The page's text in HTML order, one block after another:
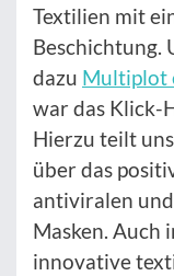
Textilien mit
Beschichtung.
dazu Multiplot
war das Klick-
Hierzu teilt
über das
antiviralen
Masken. Auch
innovative